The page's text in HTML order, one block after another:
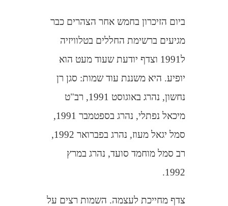
ביום הזיכרון בחמש אחר הצהרים כבר
מגיעים ברשימת החללים בטלוויזיה
ל1991 וצדף יודעת שעוד מעט הוא
יופיע. היא משננת עוד שמות: סגן רן
נחשון, נהרג באוגוסט 1991, רב"ט
מיכאל נפתלי, נהרג בספטמבר 1991,
סמל יגאל מעוז, נהרג בפברואר 1992,
רב סמל מוחמד סועד, נהרג במרץ
1992.
צדף מחייכת לעצמה. השמות רצים על